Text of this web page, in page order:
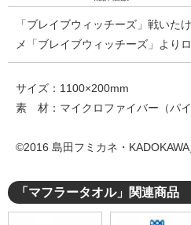
「ブレイブウィッチーズ」戦い
メ「ブレイブウィッチーズ」より
サイズ：1100×200mm
素 材：マイクロファイバー（パイ
©2016 島田フミカネ・
「マフラータオル」関連商品